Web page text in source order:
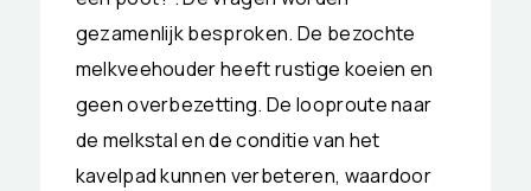
gezamenlijk besproken. De bezochte
melkveehouder heeft rustige koeien en
geen overbezetting. De looproute naar
de melkstal en de conditie van het
kavelpad kunnen verbeteren, waardoor